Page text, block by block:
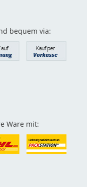
bequem via:
Ware mit: